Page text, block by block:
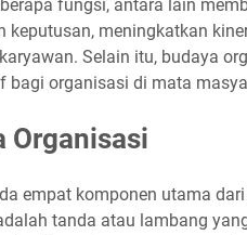
fungsi, antara lain
meningkatkan
Selain itu, budaya
organisasi di mata
Organisasi
empat komponen utama
tanda atau lambang